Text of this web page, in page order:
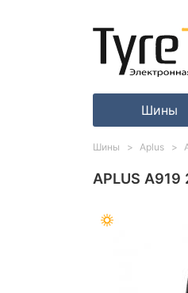
Шины
APLUS A919
Шины Aplus